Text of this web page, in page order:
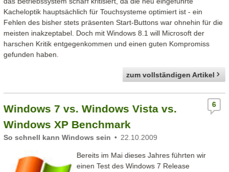
Kacheloptik hauptsächlich für Touchsysteme optimiert ist - ein
Fehlen des bisher stets präsenten Start-Buttons war ohnehin für die
meisten inakzeptabel. Doch mit Windows 8.1 will Microsoft der
harschen Kritik entgegenkommen und einen guten Kompromiss
gefunden haben.
zum vollständigen Artikel
Windows 7 vs. Windows Vista vs.
Windows XP Benchmark
So schnell kann Windows sein 22.10.2009
6
Bereits im Mai dieses Jahres führten wir
einen Test des Windows 7 Release